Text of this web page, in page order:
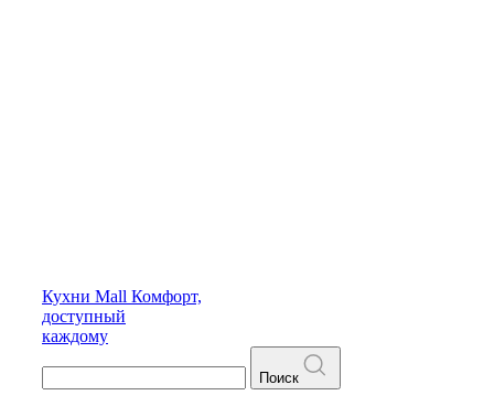
Кухни Mall Комфорт,
доступный
каждому
Поиск